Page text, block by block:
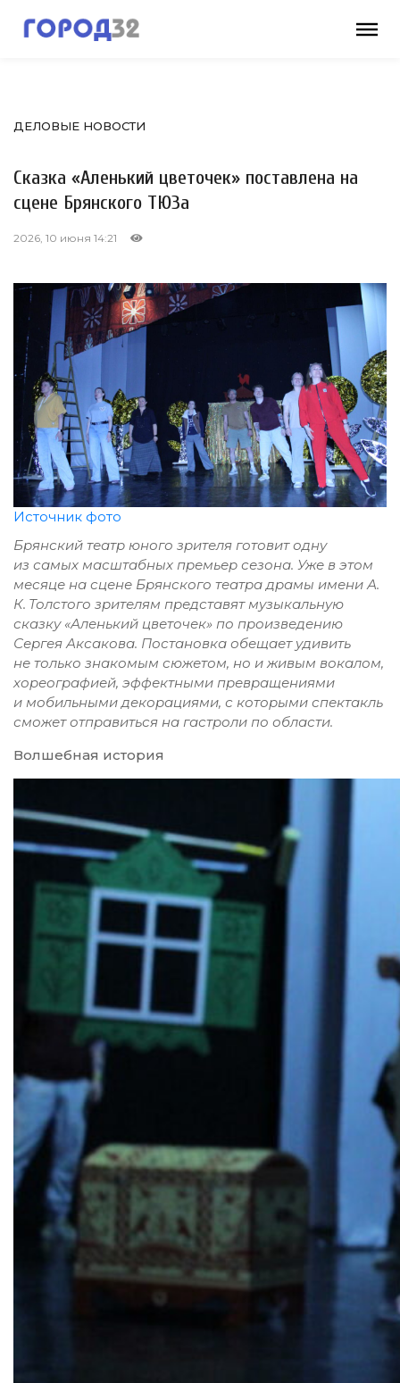
ДЕЛОВЫЕ НОВОСТИ
Сказка «Аленький цветочек» поставлена на
сцене Брянского ТЮЗа
2026, 10 июня 14:21
Источник фото
Брянский театр юного зрителя готовит одну
из самых масштабных премьер сезона. Уже в этом
месяце на сцене Брянского театра драмы имени А.
К. Толстого зрителям представят музыкальную
сказку «Аленький цветочек» по произведению
Сергея Аксакова. Постановка обещает удивить
не только знакомым сюжетом, но и живым вокалом,
хореографией, эффектными превращениями
и мобильными декорациями, с которыми спектакль
сможет отправиться на гастроли по области.
Волшебная история